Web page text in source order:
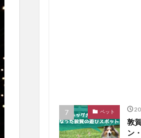
ペット
敦
ン